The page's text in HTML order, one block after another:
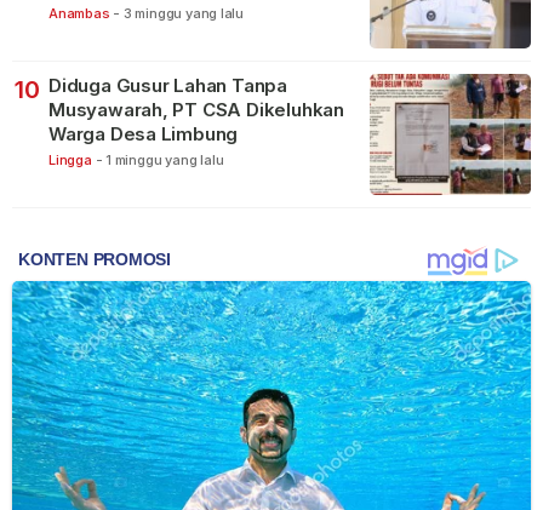
Anambas - 3 minggu yang lalu
10 Diduga Gusur Lahan Tanpa
Musyawarah, PT CSA Dikeluhkan
Warga Desa Limbung
Lingga - 1 minggu yang lalu